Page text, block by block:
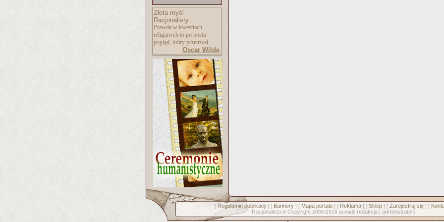
Złota myśl
Racjonalisty:
Prawda w kwestiach
religijnych to po postu
pogląd, który przetrwał.
Oscar Wilde
[ Regulamin publikacji] [ Bannery] [ Mapa portalu] [ Reklama] [ Sklep] [ Zarejestruj się] [
Racjonalista © Copyright 2000-2018 (e-mail: redakcja | administrator)